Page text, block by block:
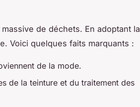
de déchets. En adoptant la
Voici quelques faits marquants :
de la mode.
de la teinture et du traitement des